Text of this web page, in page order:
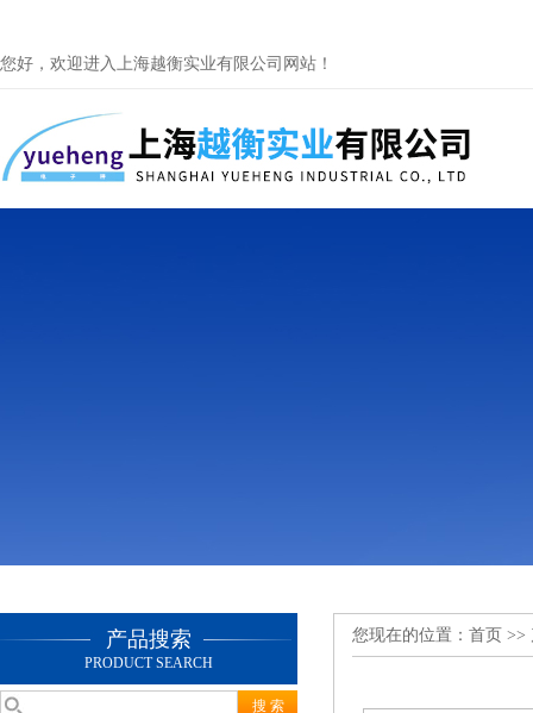
您好，欢迎进入上海越衡实业有限公司网站！
产品搜索
PRODUCT SEARCH
您现在的位置： 首页 >>